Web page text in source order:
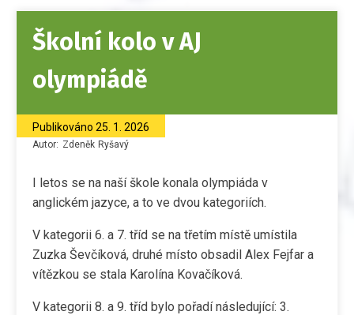
Školní kolo v AJ
olympiádě
Publikováno 25. 1. 2026
Autor: Zdeněk Ryšavý
I letos se na naší škole konala olympiáda v
anglickém jazyce, a to ve dvou kategoriích.
V kategorii 6. a 7. tříd se na třetím místě umístila
Zuzka Ševčíková, druhé místo obsadil Alex Fejfar a
vítězkou se stala Karolína Kovačíková.
V kategorii 8. a 9. tříd bylo pořadí následující: 3.